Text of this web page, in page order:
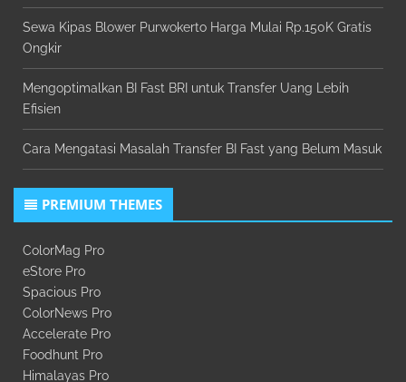
Sewa Kipas Blower Purwokerto Harga Mulai Rp.150K Gratis
Ongkir
Mengoptimalkan BI Fast BRI untuk Transfer Uang Lebih
Efisien
Cara Mengatasi Masalah Transfer BI Fast yang Belum Masuk
PREMIUM THEMES
ColorMag Pro
eStore Pro
Spacious Pro
ColorNews Pro
Accelerate Pro
Foodhunt Pro
Himalayas Pro